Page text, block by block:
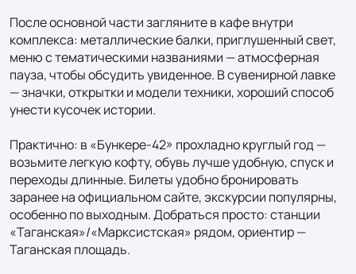
После основной части загляните в кафе внутри
комплекса: металлические балки, приглушенный свет,
меню с тематическими названиями — атмосферная
пауза, чтобы обсудить увиденное. В сувенирной лавке
— значки, открытки и модели техники, хороший способ
унести кусочек истории.
Практично: в «Бункере‑42» прохладно круглый год —
возьмите легкую кофту, обувь лучше удобную, спуск и
переходы длинные. Билеты удобно бронировать
заранее на официальном сайте, экскурсии популярны,
особенно по выходным. Добраться просто: станции
«Таганская»/«Марксистская» рядом, ориентир —
Таганская площадь.